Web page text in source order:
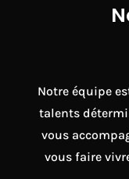
Notre équipe
talents
vous
vous faire